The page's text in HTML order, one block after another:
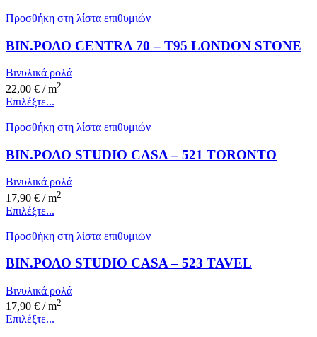
Προσθήκη στη λίστα επιθυμιών
ΒΙΝ.ΡΟΛΟ CENTRA 70 – T95 LONDON STONE
Βινυλικά ρολά
22,00 € / m2
Επιλέξτε...
Προσθήκη στη λίστα επιθυμιών
ΒΙΝ.ΡΟΛΟ STUDIO CASA – 521 TORONTO
Βινυλικά ρολά
17,90 € / m2
Επιλέξτε...
Προσθήκη στη λίστα επιθυμιών
ΒΙΝ.ΡΟΛΟ STUDIO CASA – 523 TAVEL
Βινυλικά ρολά
17,90 € / m2
Επιλέξτε...